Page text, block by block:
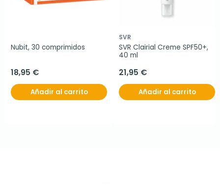
Nubit, 30 comprimidos
18,95 €
Añadir al carrito
SVR
SVR Clairial Creme SPF50+,
40 ml
21,95 €
Añadir al carrito